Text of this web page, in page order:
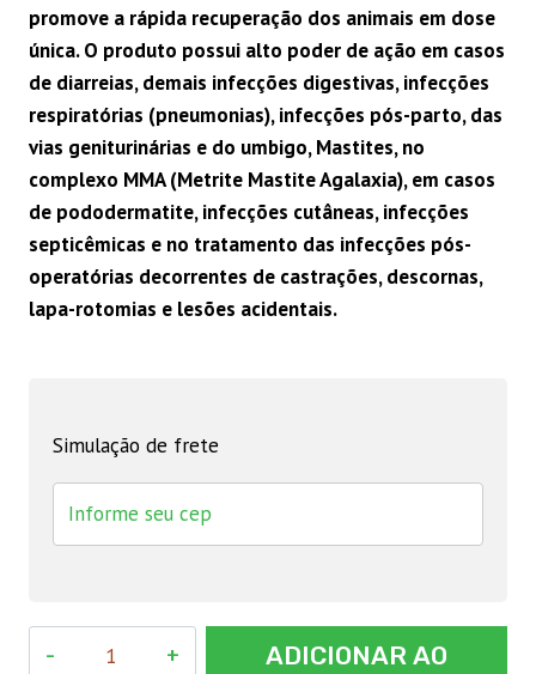
promove a rápida recuperação dos animais em dose
única. O produto possui alto poder de ação em casos
de diarreias, demais infecções digestivas, infecções
respiratórias (pneumonias), infecções pós-parto, das
vias geniturinárias e do umbigo, Mastites, no
complexo MMA (Metrite Mastite Agalaxia), em casos
de pododermatite, infecções cutâneas, infecções
septicêmicas e no tratamento das infecções pós-
operatórias decorrentes de castrações, descornas,
lapa-rotomias e lesões acidentais.
Simulação de frete
ADICIONAR AO